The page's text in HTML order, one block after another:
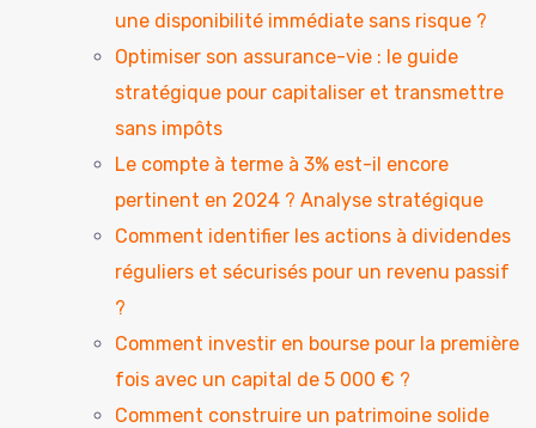
une disponibilité immédiate sans risque ?
Optimiser son assurance-vie : le guide
stratégique pour capitaliser et transmettre
sans impôts
Le compte à terme à 3% est-il encore
pertinent en 2024 ? Analyse stratégique
Comment identifier les actions à dividendes
réguliers et sécurisés pour un revenu passif
?
Comment investir en bourse pour la première
fois avec un capital de 5 000 € ?
Comment construire un patrimoine solide